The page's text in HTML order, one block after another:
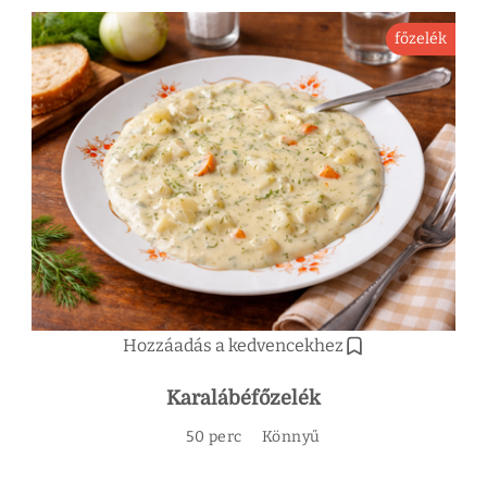
Hozzáadás a kedvencekhez
főzelék
Karalábéfőzelék
50 perc Könnyű